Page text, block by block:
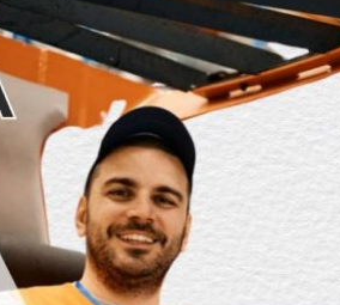
zapewnia dostęp do wysokiej
publicznych ubezpieczycieli
swoich potrzeb i preferencji.
:
oferują wsparcie w zakresie
wydarzenia kulturalne i
sieci wsparcia i znalezieniu